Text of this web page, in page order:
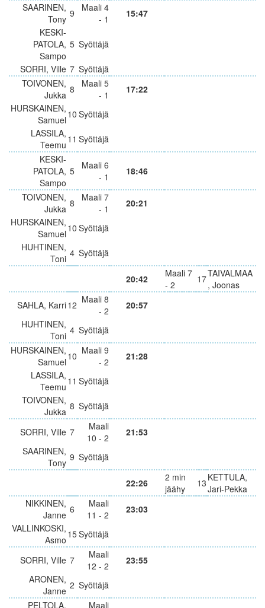
SAARINEN,
Tony 9
Maali 4
- 1
15:47
KESKI-
PATOLA,
Sampo
5 Syöttäjä
SORRI, Ville 7 Syöttäjä
TOIVONEN,
Jukka 8
Maali 5
- 1
17:22
HURSKAINEN,
Samuel 10 Syöttäjä
LASSILA,
Teemu 11 Syöttäjä
KESKI-
PATOLA,
Sampo
5
Maali 6
- 1
18:46
TOIVONEN,
Jukka 8
Maali 7
- 1
20:21
HURSKAINEN,
Samuel 10 Syöttäjä
HUHTINEN,
Toni 4 Syöttäjä
20:42
Maali 7
- 2
17TAIVALMAA
, Joonas
SAHLA, Karri12 Maali 8
- 2
20:57
HUHTINEN,
Toni 4 Syöttäjä
HURSKAINEN,
Samuel 10 Maali 9
- 2
21:28
LASSILA,
Teemu 11 Syöttäjä
TOIVONEN,
Jukka 8 Syöttäjä
SORRI, Ville 7
Maali
10 - 2
21:53
SAARINEN,
Tony 9 Syöttäjä
22:26
2 min
jäähy
13 KETTULA,
Jari-Pekka
NIKKINEN,
Janne 6
Maali
11 - 2
23:03
VALLINKOSKI,
Asmo 15Syöttäjä
SORRI, Ville 7
Maali
12 - 2
23:55
ARONEN,
Janne 2 Syöttäjä
PELTOLA,
Maali